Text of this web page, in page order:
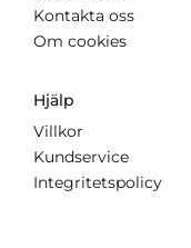
Kontakta oss
Om cookies
Hjälp
Villkor
Kundservice
Integritetspolicy